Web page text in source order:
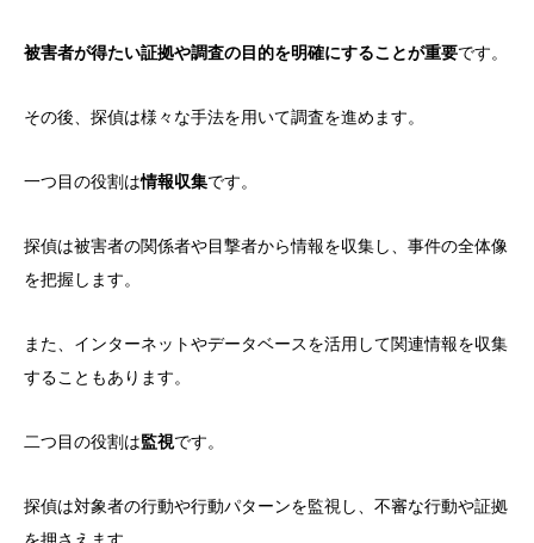
被害者が得たい証拠や調査の目的を明確にすることが重要です。
その後、探偵は様々な手法を用いて調査を進めます。
一つ目の役割は情報収集です。
探偵は被害者の関係者や目撃者から情報を収集し、事件の全体像
を把握します。
また、インターネットやデータベースを活用して関連情報を収集
することもあります。
二つ目の役割は監視です。
探偵は対象者の行動や行動パターンを監視し、不審な行動や証拠
を押さえます。